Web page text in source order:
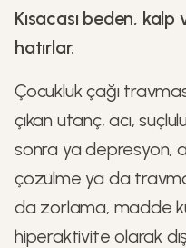
Kısacası beden,
hatırlar.
Çocukluk çağı
çıkan utanç, acı,
sonra ya depresyon,
çözülme ya da
da zorlama, madde
hiperaktivite olarak